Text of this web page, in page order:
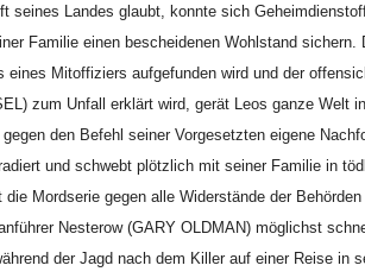
seines Landes glaubt, konnte sich
Familie einen bescheidenen Wohlstand sichern.
eines Mitoffiziers aufgefunden wird und der
zum Unfall erklärt wird, gerät Leos ganze Welt
den Befehl seiner Vorgesetzten eigene
und schwebt plötzlich mit seiner Familie in
Mordserie gegen alle Widerstände der
Nesterow (GARY OLDMAN) möglichst
der Jagd nach dem Killer auf einer Reise in